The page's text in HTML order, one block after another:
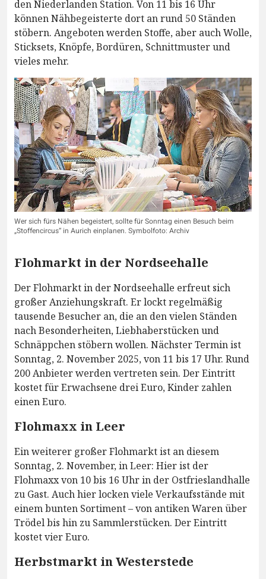
den Niederlanden Station. Von 11 bis 16 Uhr
können Nähbegeisterte dort an rund 50 Ständen
stöbern. Angeboten werden Stoffe, aber auch Wolle,
Sticksets, Knöpfe, Bordüren, Schnittmuster und
vieles mehr.
Wer sich fürs Nähen begeistert, sollte für Sonntag einen Besuch beim
„Stoffencircus“ in Aurich einplanen. Symbolfoto: Archiv
Flohmarkt in der Nordseehalle
Der Flohmarkt in der Nordseehalle erfreut sich
großer Anziehungskraft. Er lockt regelmäßig
tausende Besucher an, die an den vielen Ständen
nach Besonderheiten, Liebhaberstücken und
Schnäppchen stöbern wollen. Nächster Termin ist
Sonntag, 2. November 2025, von 11 bis 17 Uhr. Rund
200 Anbieter werden vertreten sein. Der Eintritt
kostet für Erwachsene drei Euro, Kinder zahlen
einen Euro.
Flohmaxx in Leer
Ein weiterer großer Flohmarkt ist an diesem
Sonntag, 2. November, in Leer: Hier ist der
Flohmaxx von 10 bis 16 Uhr in der Ostfrieslandhalle
zu Gast. Auch hier locken viele Verkaufsstände mit
einem bunten Sortiment – von antiken Waren über
Trödel bis hin zu Sammlerstücken. Der Eintritt
kostet vier Euro.
Herbstmarkt in Westerstede